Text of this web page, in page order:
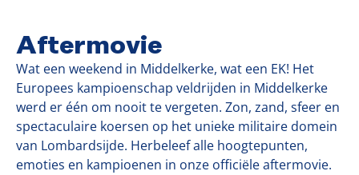
Aftermovie
Wat een weekend in Middelkerke, wat een EK! Het
Europees kampioenschap veldrijden in Middelkerke
werd er één om nooit te vergeten. Zon, zand, sfeer en
spectaculaire koersen op het unieke militaire domein
van Lombardsijde. Herbeleef alle hoogtepunten,
emoties en kampioenen in onze officiële aftermovie.